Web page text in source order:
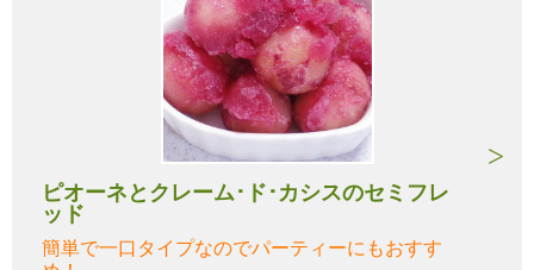
ピオーネとクレーム･ド･カシスのセミフレ
ッド
簡単で一口タイプなのでパーティーにもおすす